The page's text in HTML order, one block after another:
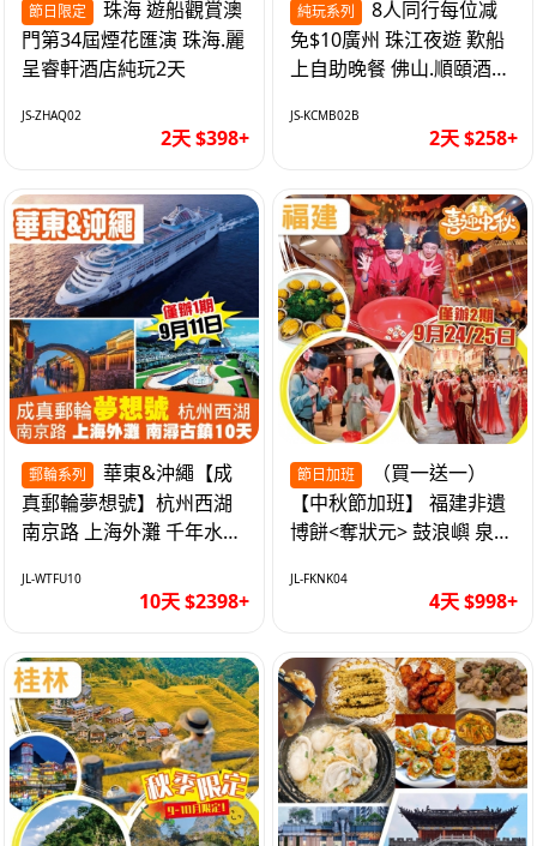
節日限定
門第34屆煙花匯演 珠海.麗
呈睿軒酒店純玩2天
JS-ZHAQ02
2天 $398+
純玩系列
免$10廣州 珠江夜遊 歎船
上自助晚餐 佛山.順頤酒店
JS-KCMB02B
2天 $258+
郵輪系列
真郵輪夢想號】杭州西湖
南京路 上海外灘 千年水鄉
自費10天
JL-WTFU10
10天 $2398+
節日加班
【中秋節加班】 福建非遺
博餅<奪狀元> 鼓浪嶼 泉州
車超值4天
JL-FKNK04
4天 $998+